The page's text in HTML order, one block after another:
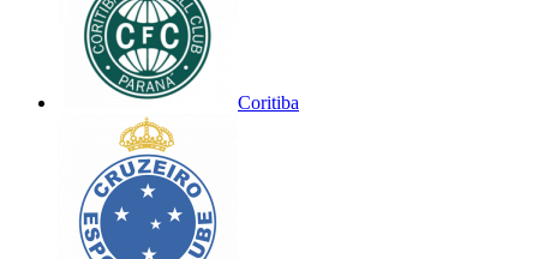
Coritiba